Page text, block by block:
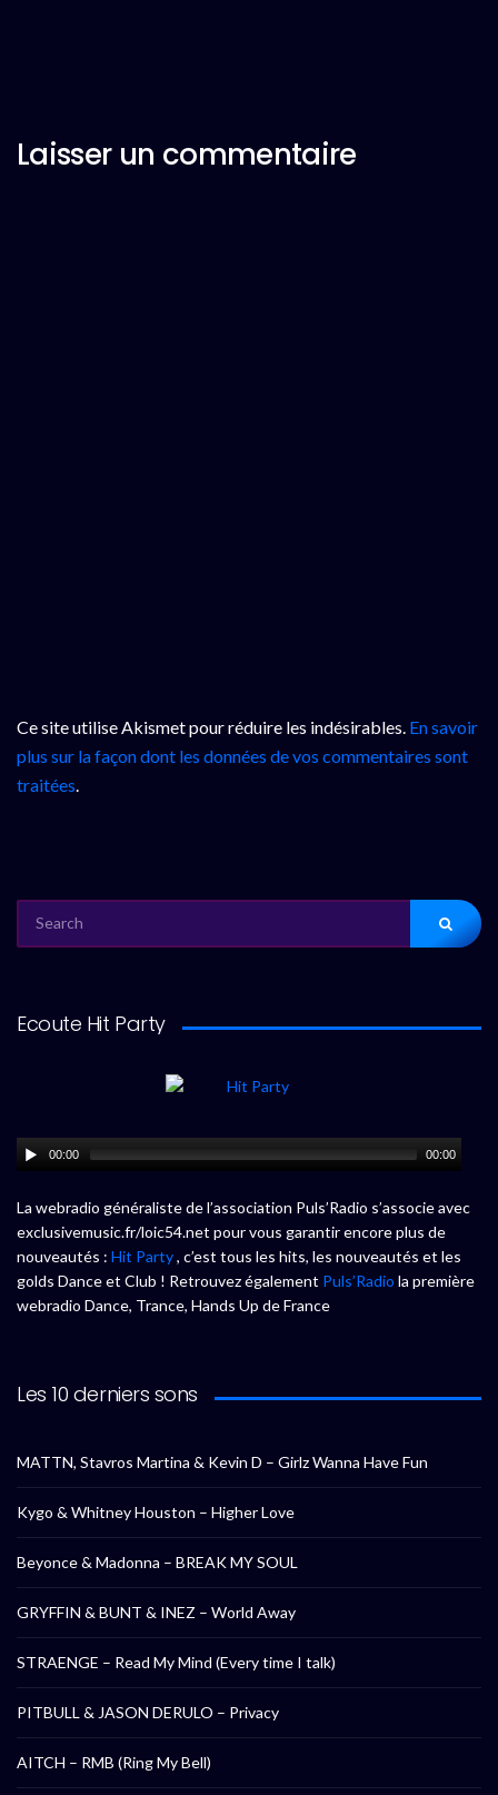
Laisser un commentaire
Ce site utilise Akismet pour réduire les indésirables. En savoir
plus sur la façon dont les données de vos commentaires sont
traitées.
FOR:
Ecoute Hit Party
00:00 00:00
La webradio généraliste de l’association Puls’Radio s’associe avec
exclusivemusic.fr/loic54.net pour vous garantir encore plus de
nouveautés : Hit Party, c’est tous les hits, les nouveautés et les
golds Dance et Club ! Retrouvez également Puls’Radio la première
webradio Dance, Trance, Hands Up de France
Les 10 derniers sons
MATTN, Stavros Martina & Kevin D – Girlz Wanna Have Fun
Kygo & Whitney Houston – Higher Love
Beyonce & Madonna – BREAK MY SOUL
GRYFFIN & BUNT & INEZ – World Away
STRAENGE – Read My Mind (Every time I talk)
PITBULL & JASON DERULO – Privacy
AITCH – RMB (Ring My Bell)